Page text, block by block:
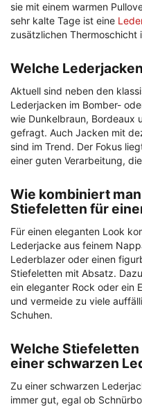
sie mit einem warmen
sehr kalte Tage ist eine
zusätzlichen Thermoschicht
Welche
Aktuell sind neben den
Lederjacken im Bomber-
wie Dunkelbraun, Bordeaux
gefragt. Auch Jacken mit
sind im Trend. Der Fokus
einer guten Verarbeitung,
Wie kombiniert
Stiefeletten für
Für einen eleganten Look
Lederjacke aus feinem
Lederblazer oder einen
Stiefeletten mit Absatz.
ein eleganter Rock oder ein
und vermeide zu viele
Schuhen.
Welche
einer schwarzen
Zu einer schwarzen
immer gut, egal ob